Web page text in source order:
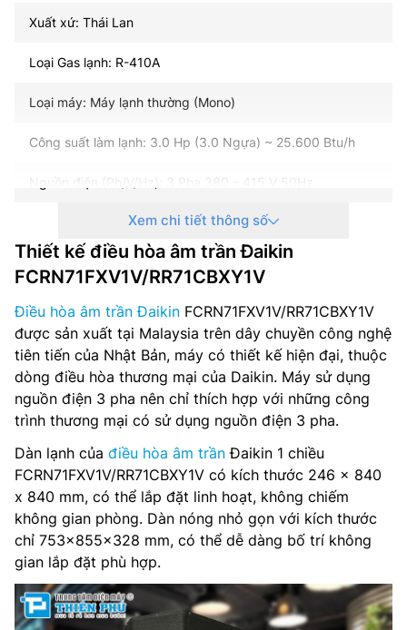
Xuất xứ: Thái Lan
Loại Gas lạnh: R-410A
Loại máy: Máy lạnh thường (Mono)
Công suất làm lạnh: 3.0 Hp (3.0 Ngựa) ~ 25.600 Btu/h
Nguồn điện (Ph/V/Hz): 3 Pha 380 – 415 V 50Hz
Kích thước ống đồng Gas (mm): 9.52 / 15.88
Chiều dài ống gas tối đa (m): 45 m
Chênh lệch độ cao (tối đa) (m): 25 m
Hiệu suất năng lượng (EER): 2.8
DÀN LẠNH:
Model dàn lạnh: FCRN71FXV1V
Kích thước dàn lạnh (mm): 246 x 840 x 840 mm
Trọng lượng dàn lạnh (Kg): 22 kg
MẶT NẠ:
Kích thước mặt nạ (mm): 301 x 950 x 950 mm
Trọng lượng mặt nạ (Kg): 5 kg
Xem chi tiết thông số
Thiết kế điều hòa âm trần Đaikin
FCRN71FXV1V/RR71CBXY1V
Điều hòa âm trần Đaikin FCRN71FXV1V/RR71CBXY1V
được sản xuất tại Malaysia trên dây chuyền công nghệ
tiên tiến của Nhật Bản, máy có thiết kế hiện đại, thuộc
dòng điều hòa thương mại của Daikin. Máy sử dụng
nguồn điện 3 pha nên chỉ thích hợp với những công
trình thương mại có sử dụng nguồn điện 3 pha.
Dàn lạnh của điều hòa âm trần Đaikin 1 chiều
FCRN71FXV1V/RR71CBXY1V có kích thước 246 x 840
x 840 mm, có thể lắp đặt linh hoạt, không chiếm
không gian phòng. Dàn nóng nhỏ gọn với kích thước
chỉ 753x855x328 mm, có thể dễ dàng bố trí không
gian lắp đặt phù hợp.